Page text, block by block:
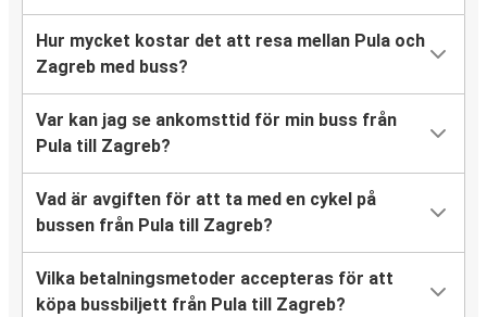
Hur mycket kostar det att resa mellan Pula och
Zagreb med buss?
Var kan jag se ankomsttid för min buss från
Pula till Zagreb?
Vad är avgiften för att ta med en cykel på
bussen från Pula till Zagreb?
Vilka betalningsmetoder accepteras för att
köpa bussbiljett från Pula till Zagreb?